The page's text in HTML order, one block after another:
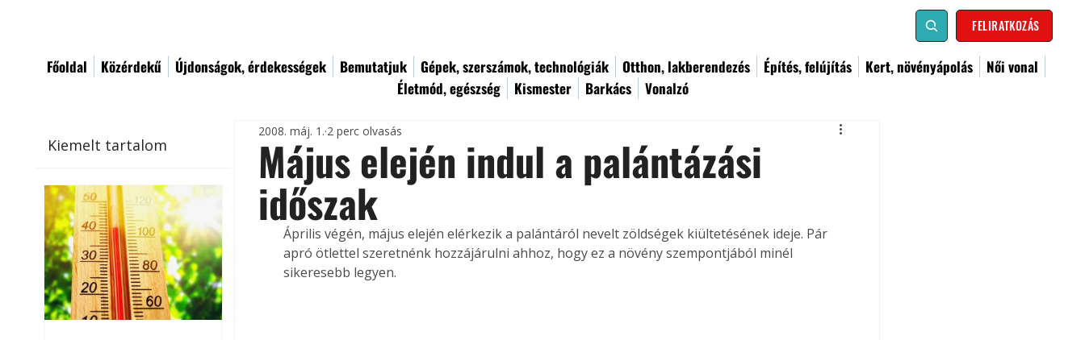
FELIRATKOZÁS
Főoldal Közérdekű Újdonságok, érdekességek Bemutatjuk Gépek, szerszámok, technológiák Otthon, lakberendezés Építés, felújítás Kert, növényápolás
Női vonal
Életmód, egészség
Kismester Barkács Vonalzó
Kiemelt tartalom Május elején indul a palántázási
időszak
2008. máj. 1. 2 perc olvasás
Április végén, május elején elérkezik a palántáról nevelt zöldségek kiültetésének ideje. Pár
apró ötlettel szeretnénk hozzájárulni ahhoz, hogy ez a növény szempontjából minél
sikeresebb legyen.